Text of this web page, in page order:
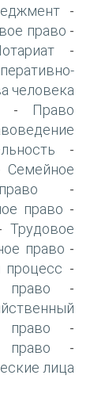
-
право -
-
человека
-
Право
-
Семейное
-
право -
Трудовое
право -
процесс -
право -
право -
право -
лица